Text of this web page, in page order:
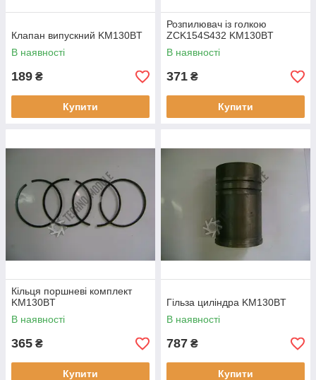
Клапан випускний KM130BT
В наявності
189 ₴
Купити
Розпилювач із голкою
ZCK154S432 KM130BT
В наявності
371 ₴
Купити
Кільця поршневі комплект
KM130BT
В наявності
365 ₴
Купити
Гільза циліндра KM130BT
В наявності
787 ₴
Купити